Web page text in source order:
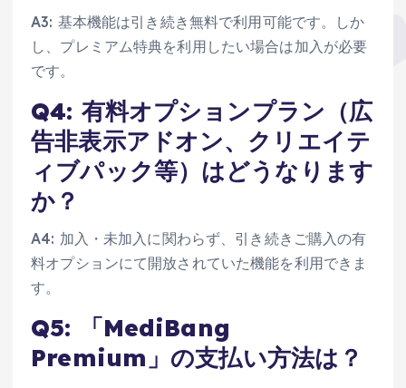
A3: 基本機能は引き続き無料で利用可能です。しか
し、プレミアム特典を利用したい場合は加入が必要
です。
Q4: 有料オプションプラン（広
告非表示アドオン、クリエイテ
ィブパック等）はどうなります
か？
A4: 加入・未加入に関わらず、引き続きご購入の有
料オプションにて開放されていた機能を利用できま
す。
Q5: 「MediBang
Premium」の支払い方法は？